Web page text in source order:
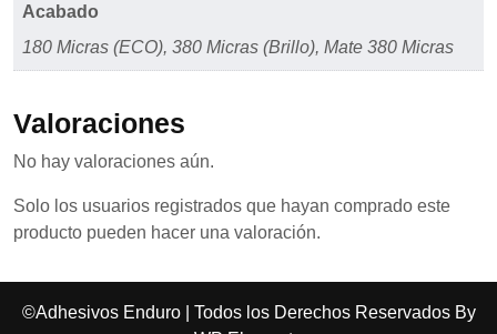
Acabado
180 Micras (ECO), 380 Micras (Brillo), Mate 380 Micras
Valoraciones
No hay valoraciones aún.
Solo los usuarios registrados que hayan comprado este
producto pueden hacer una valoración.
©Adhesivos Enduro | Todos los Derechos Reservados By